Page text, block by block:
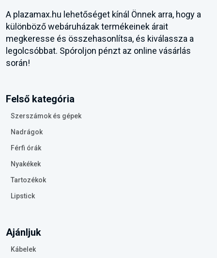
A plazamax.hu lehetőséget kínál Önnek arra, hogy a
különböző webáruházak termékeinek árait
megkeresse és összehasonlítsa, és kiválassza a
legolcsóbbat. Spóroljon pénzt az online vásárlás
során!
Felső kategória
Szerszámok és gépek
Nadrágok
Férfi órák
Nyakékek
Tartozékok
Lipstick
Ajánljuk
Kábelek